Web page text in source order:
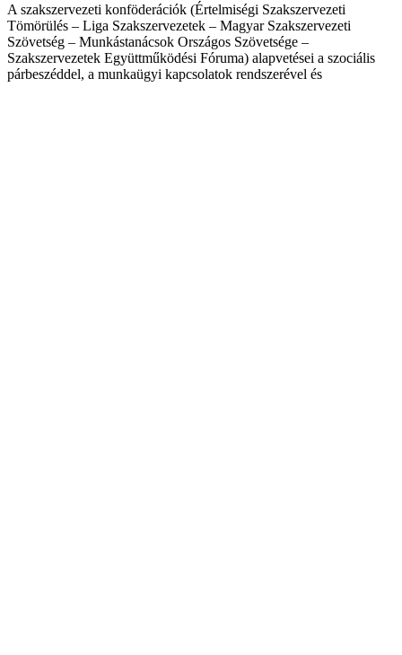
A szakszervezeti konföderációk (Értelmiségi Szakszervezeti
Tömörülés – Liga Szakszervezetek – Magyar Szakszervezeti
Szövetség – Munkástanácsok Országos Szövetsége –
Szakszervezetek Együttműködési Fóruma) alapvetései a szociális
párbeszéddel, a munkaügyi kapcsolatok rendszerével és